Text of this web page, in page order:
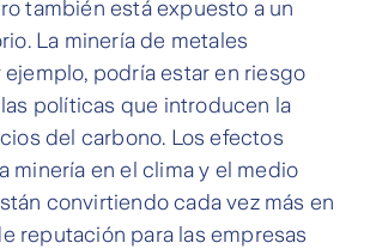
también está expuesto a un
La minería de metales
podría estar en riesgo
políticas que introducen la
del carbono. Los efectos
minería en el clima y el medio
convirtiendo cada vez más en
reputación para las empresas